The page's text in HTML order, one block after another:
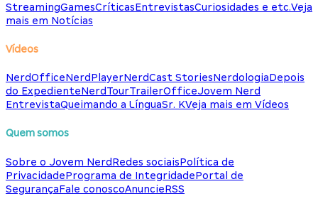
StreamingGamesCríticasEntrevistasCuriosidades e etc.Veja
mais em Notícias
Vídeos
NerdOfficeNerdPlayerNerdCast StoriesNerdologiaDepois
do ExpedienteNerdTourTrailerOfficeJovem Nerd
EntrevistaQueimando a LínguaSr. KVeja mais em Vídeos
Quem somos
Sobre o Jovem NerdRedes sociaisPolítica de
PrivacidadePrograma de IntegridadePortal de
SegurançaFale conoscoAnuncieRSS